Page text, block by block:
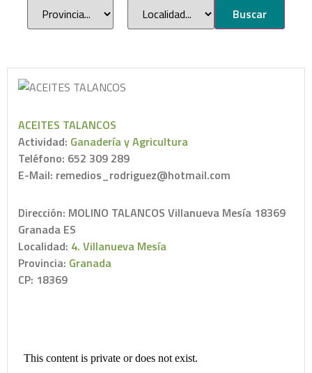
Buscar
ACEITES TALANCOS
Actividad: Ganadería y Agricultura
Teléfono: 652 309 289
E-Mail: remedios_rodriguez@hotmail.com
Dirección: MOLINO TALANCOS Villanueva Mesía 18369
Granada ES
Localidad: 4. Villanueva Mesía
Provincia: Granada
CP: 18369